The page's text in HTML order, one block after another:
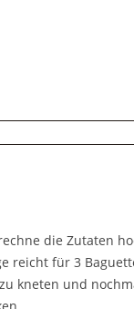
die Zutaten
reicht für 3
kneten und